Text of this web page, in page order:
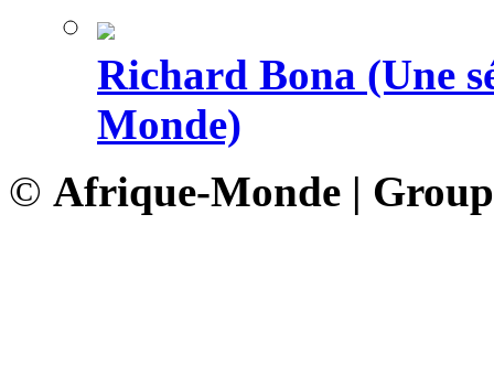
Richard Bona (Une
Monde)
© Afrique-Monde |